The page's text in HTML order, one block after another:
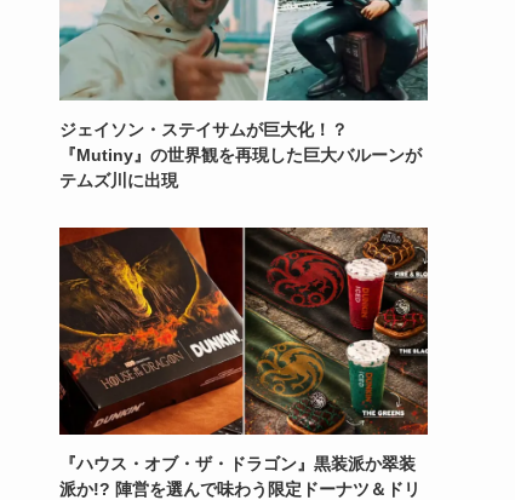
ジェイソン・ステイサムが巨大化！？
『Mutiny』の世界観を再現した巨大バルーンが
テムズ川に出現
『ハウス・オブ・ザ・ドラゴン』黒装派か翠装
派か!? 陣営を選んで味わう限定ドーナツ＆ドリ